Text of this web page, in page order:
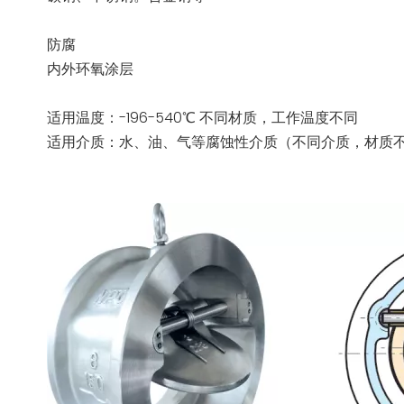
防腐
内外环氧涂层
适用温度：-196-540℃ 不同材质，工作温度不同
适用介质：水、油、气等腐蚀性介质（不同介质，材质